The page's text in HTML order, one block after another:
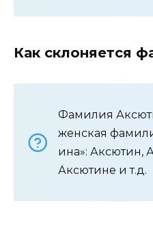
Как склоняется
Фамилия
женская
ина»: Аксютин,
Аксютине и т.д.